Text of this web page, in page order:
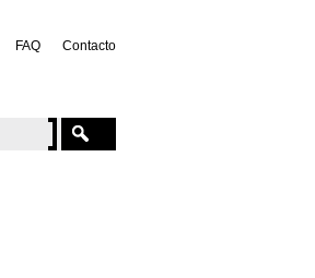
FAQ Contacto